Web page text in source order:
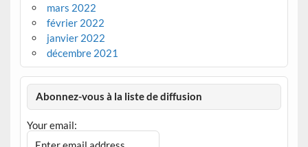
mars 2022
février 2022
janvier 2022
décembre 2021
Abonnez-vous à la liste de diffusion
Your email: